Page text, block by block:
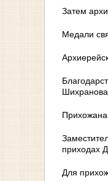
Затем
Медали
приходах
Для